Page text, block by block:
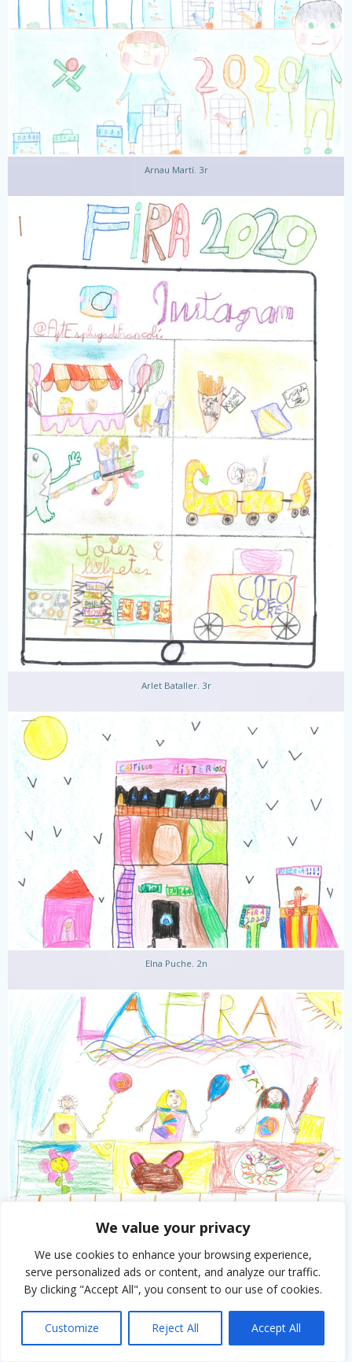
We value your privacy
We use cookies to enhance your browsing experience,
serve personalized ads or content, and analyze our traffic.
By clicking "Accept All", you consent to our use of cookies.
Customize Reject All Accept All
Arnau Martí. 3r
Arlet Bataller. 3r
Elna Puche. 2n